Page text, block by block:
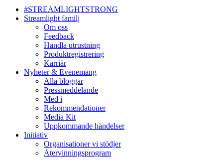
#STREAMLIGHTSTRONG
Streamlight familj
Om oss
Feedback
Handla utrustning
Produktregistrering
Karriär
Nyheter & Evenemang
Alla bloggar
Pressmeddelande
Med i
Rekommendationer
Media Kit
Uppkommande händelser
Initiativ
Organisationer vi stödjer
Återvinningsprogram